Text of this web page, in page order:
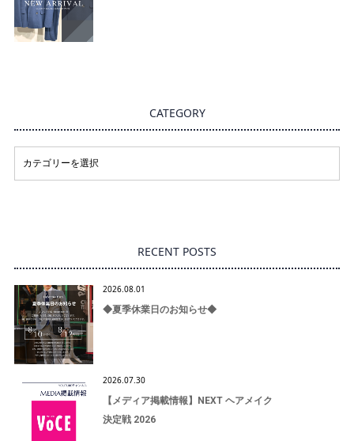
CATEGORY
RECENT POSTS
2026.08.01
◆夏季休業日のお知らせ◆
2026.07.30
【メディア掲載情報】NEXT ヘアメイク
決定戦 2026